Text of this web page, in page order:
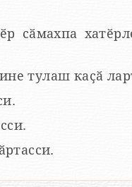
сӑмахпа
тулаш каҫӑ